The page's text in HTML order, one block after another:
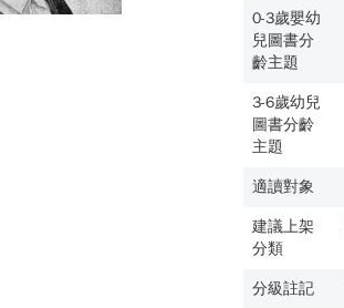
0-3歲嬰幼
兒圖書分
齡主題
3-6歲幼兒
圖書分齡
主題
適讀對象
建議上架
分類
分級註記